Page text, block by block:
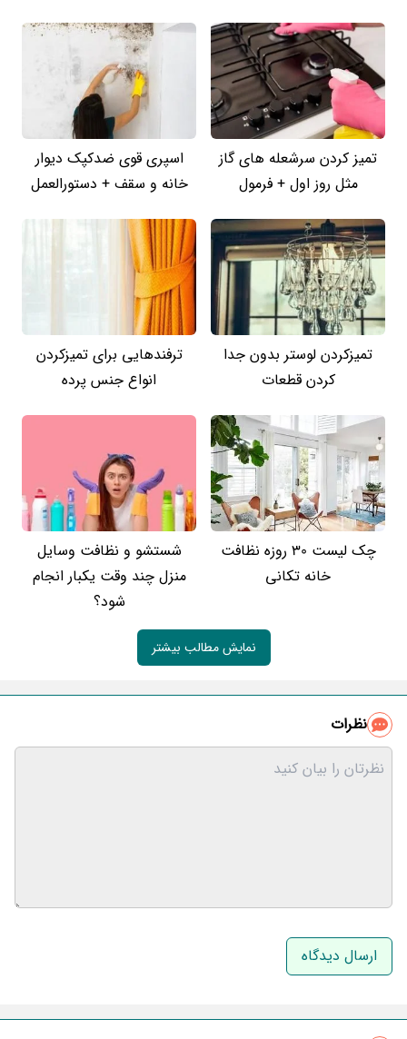
تمیز کردن سرشعله های گاز
مثل روز اول + فرمول
اسپری قوی ضدکپک دیوار
خانه و سقف + دستورالعمل
تمیزکردن لوستر بدون جدا
کردن قطعات
ترفندهایی برای تمیزکردن
انواع جنس پرده
چک لیست 30 روزه نظافت
خانه تکانی
شستشو و نظافت وسایل
منزل چند وقت یکبار انجام
شود؟
نمایش مطالب بیشتر
نظرات
نام و نام خانوادگی